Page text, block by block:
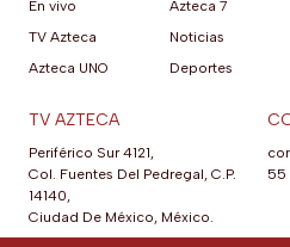
En vivo
TV Azteca
Azteca UNO
Azteca 7
Noticias
Deportes
TV AZTECA
Periférico Sur 4121,
Col. Fuentes Del Pedregal, C.P.
14140,
Ciudad De México, México.
55